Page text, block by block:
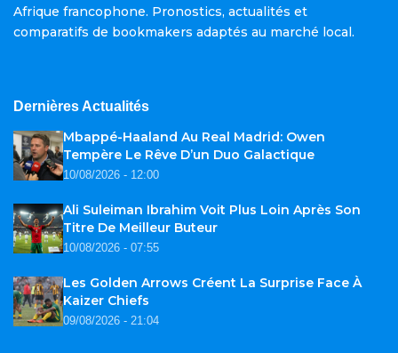
Afrique francophone. Pronostics, actualités et
comparatifs de bookmakers adaptés au marché local.
Dernières Actualités
Mbappé-Haaland Au Real Madrid: Owen
Tempère Le Rêve D’un Duo Galactique
10/08/2026 - 12:00
Ali Suleiman Ibrahim Voit Plus Loin Après Son
Titre De Meilleur Buteur
10/08/2026 - 07:55
Les Golden Arrows Créent La Surprise Face À
Kaizer Chiefs
09/08/2026 - 21:04